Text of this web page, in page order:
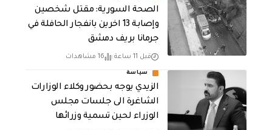
الصحة السورية: مقتل شخصين
وإصابة 13 اخرين بانفجار الحافلة في
جرمانا بريف دمشق
قبل 11 ساعة 16 مشاهدات
سياسة
الزيدي يوجه بحضور وكلاء الوزارات
الشاغرة الى جلسات مجلس
الوزراء لحين تسمية وزرائها